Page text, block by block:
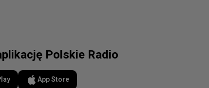
Polskie Radio
App Store